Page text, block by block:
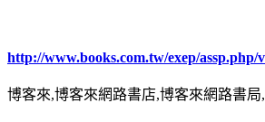
http://www.books.com.tw/exep/assp.php/
博客來,博客來網路書店,博客來網路書局,